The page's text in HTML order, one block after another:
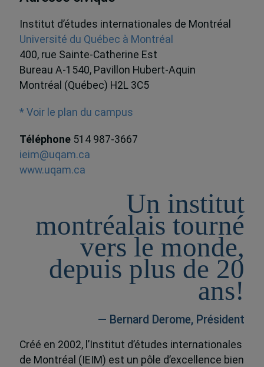
Institut d’études internationales de Montréal
Université du Québec à Montréal
400, rue Sainte-Catherine Est
Bureau A-1540, Pavillon Hubert-Aquin
Montréal (Québec) H2L 3C5
* Voir le plan du campus
Téléphone 514 987-3667
ieim@uqam.ca
www.uqam.ca
Un institut
montréalais tourné
vers le monde,
depuis plus de 20
ans!
— Bernard Derome, Président
Créé en 2002, l’Institut d’études internationales
de Montréal (IEIM) est un pôle d’excellence bien